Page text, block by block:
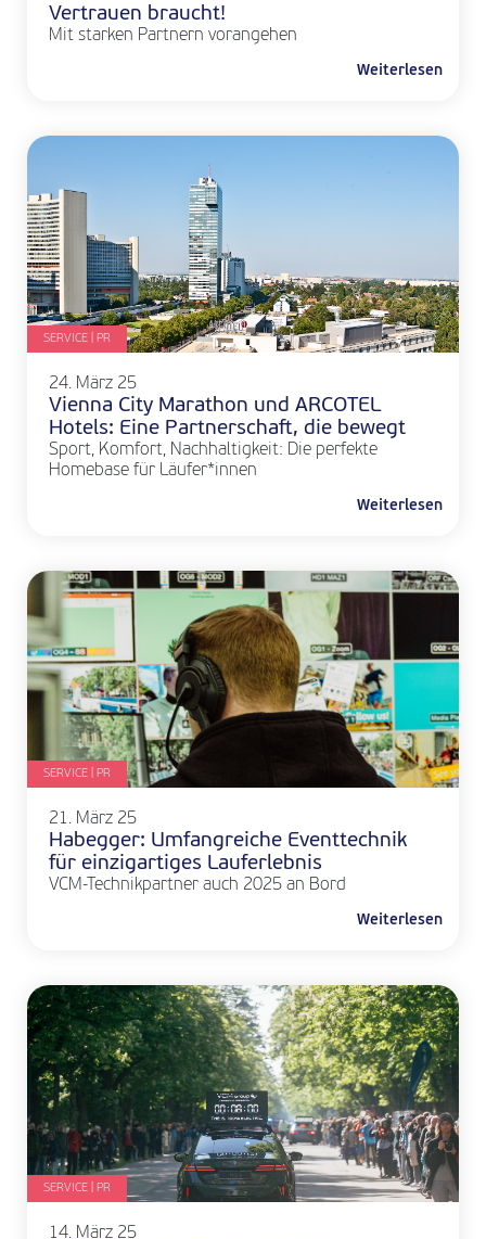
Vertrauen braucht!
Mit starken Partnern vorangehen
Weiterlesen
SERVICE | PR
24. März 25
Vienna City Marathon und ARCOTEL
Hotels: Eine Partnerschaft, die bewegt
Sport, Komfort, Nachhaltigkeit: Die perfekte
Homebase für Läufer*innen
Weiterlesen
SERVICE | PR
21. März 25
Habegger: Umfangreiche Eventtechnik
für einzigartiges Lauferlebnis
VCM-Technikpartner auch 2025 an Bord
Weiterlesen
SERVICE | PR
14. März 25